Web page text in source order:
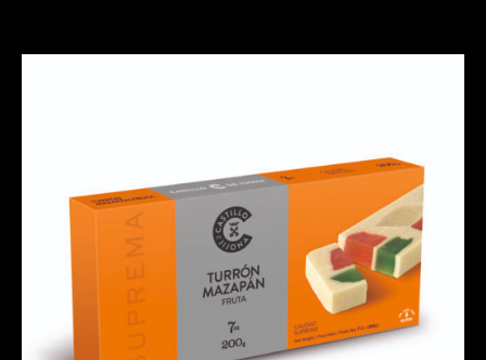
Turrones Tradicionales
TURRÓN MAZAPÁN FRUTA